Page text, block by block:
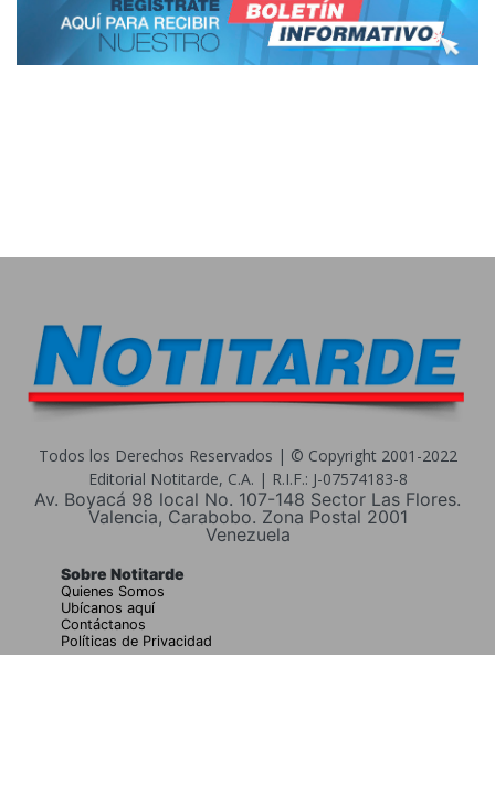
Todos los Derechos Reservados | © Copyright 2001-2022
Editorial Notitarde, C.A. | R.I.F.: J-07574183-8
Av. Boyacá 98 local No. 107-148 Sector Las Flores.
Valencia, Carabobo. Zona Postal 2001
Venezuela
Sobre Notitarde
Quienes Somos
Ubícanos aquí
Contáctanos
Políticas de Privacidad